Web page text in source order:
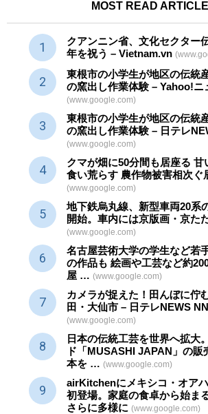
MOST READ
クアンニン省、文化セクター
年を祝う – Vietnam.vn
東根市の小学生が地区の伝統
の窯出し作業体験 – Yahoo!ニ
(www.google.com)
東根市の小学生が地区の伝統
の窯出し作業体験 – 日テレ
(www.google.com)
クマが畑に50分間も居座る 甘
食い荒らす 農作物被害相次
(www.google.com)
地下鉄烏丸線、新型車両20系
開始。車内には京版画・京た
(www.google.com)
名古屋芸術大学の学生など若
の作品も 絵画や工芸など約
屋 … (www.google.com)
カメラが捉えた！田んぼに佇
田・大仙市 – 日テレNEWS
(www.google.com)
日本の伝統工芸を世界へ拡大
ド「MUSASHI JAPAN」の販
本を … (www.google.com)
airKitchenにメキシコ・オア
初登場。家庭の食卓から始ま
さらに多様に (www.google.com)